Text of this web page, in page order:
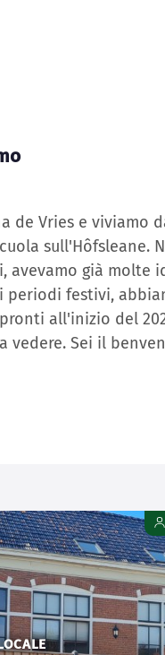
de Vries e viviamo
sull'Hôfsleane.
avevamo già molte
periodi festivi,
all'inizio del
vedere. Sei il